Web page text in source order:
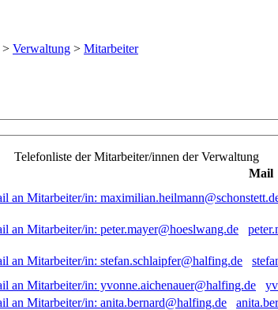
> Verwaltung > Mitarbeiter
Telefonliste der Mitarbeiter/innen der Verwaltung
Mail